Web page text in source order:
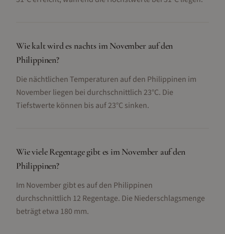
Wie kalt wird es nachts im November auf den
Philippinen?
Die nächtlichen Temperaturen auf den Philippinen im
November liegen bei durchschnittlich 23°C. Die
Tiefstwerte können bis auf 23°C sinken.
Wie viele Regentage gibt es im November auf den
Philippinen?
Im November gibt es auf den Philippinen
durchschnittlich 12 Regentage. Die Niederschlagsmenge
beträgt etwa 180 mm.